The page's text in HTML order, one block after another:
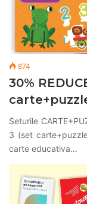
874
30%
Seturile
3 (set
carte educativa…